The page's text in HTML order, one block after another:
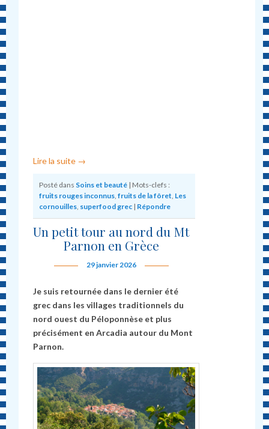
Lire la suite →
Posté dans Soins et beauté | Mots-clefs :
fruits rouges inconnus,fruits de la fôret, Les
cornouilles, superfood grec | Répondre
Un petit tour au nord du Mt
Parnon en Grèce
29 janvier 2026
Je suis retournée dans le dernier été
grec dans les villages traditionnels du
nord ouest du Péloponnèse et plus
précisément en Arcadia autour du Mont
Parnon.